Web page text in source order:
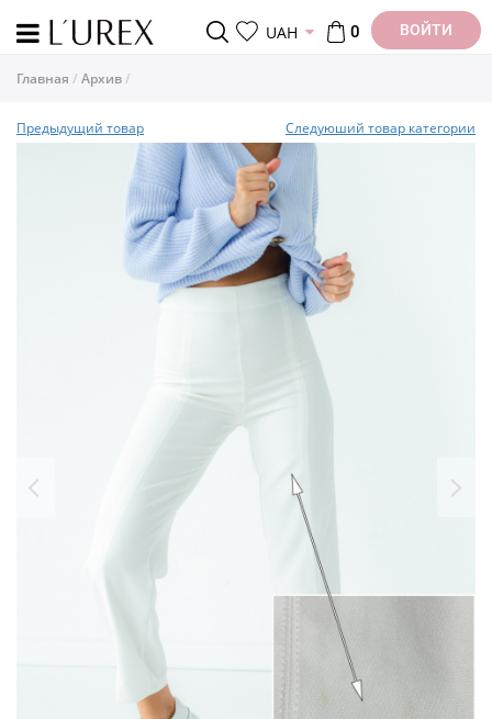
UAH 0 ВОЙТИ
Главная Архив
Предыдущий товар Следуюший товар категории